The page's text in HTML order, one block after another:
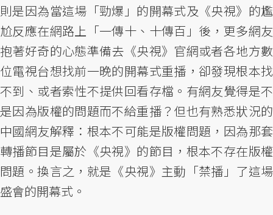
則是因為當這場「勁爆」的開幕式及《央視》的尷
尬反應在網路上「一傳十、十傳百」後，更多網友
抱著好奇的心態準備去《央視》官網或者各地方數
位電視台想找前一晚的開幕式重播，卻發現根本找
不到、或者索性不提供回看存檔。有網友覺得是不
是因為版權的問題而不給重播？但也有熟悉狀況的
中國網友解釋：根本不可能是版權問題，因為那套
轉播節目是屬於《央視》的節目，根本不存在版權
問題。換言之，就是《央視》主動「禁播」了這場
盛會的開幕式。